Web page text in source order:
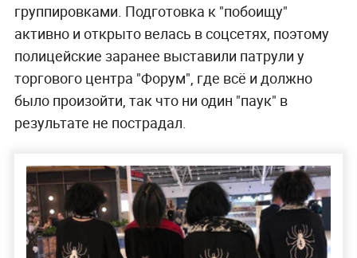
группировками. Подготовка к "побоищу"
активно и открыто велась в соцсетях, поэтому
полицейские заранее выставили патрули у
торгового центра "Форум", где всё и должно
было произойти, так что ни один "паук" в
результате не пострадал.